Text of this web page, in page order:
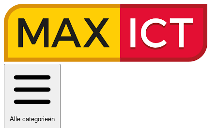
Alle categorieën